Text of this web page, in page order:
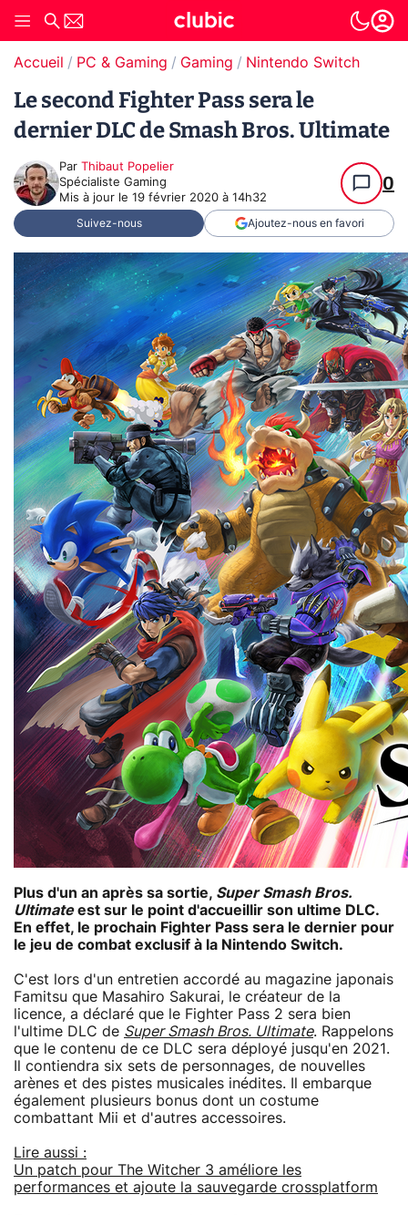
Accueil PC & Gaming Gaming Nintendo Switch
Le second Fighter Pass sera le
dernier DLC de Smash Bros. Ultimate
Par Thibaut Popelier
Spécialiste Gaming
Mis à jour le 19 février 2020 à 14h32
0
Suivez-nous Ajoutez-nous en favori
Plus d'un an après sa sortie, Super Smash Bros.
Ultimateest sur le point d'accueillir son ultime DLC.
En effet, le prochain Fighter Pass sera le dernier pour
le jeu de combat exclusif à la Nintendo Switch.
C'est lors d'un entretien accordé au magazine japonais
Famitsu que Masahiro Sakurai, le créateur de la
licence, a déclaré que le Fighter Pass 2 sera bien
l'ultime DLC de Super Smash Bros. Ultimate. Rappelons
que le contenu de ce DLC sera déployé jusqu'en 2021.
Il contiendra six sets de personnages, de nouvelles
arènes et des pistes musicales inédites. Il embarque
également plusieurs bonus dont un costume
combattant Mii et d'autres accessoires.
Lire aussi :
Un patch pour The Witcher 3 améliore les
performances et ajoute la sauvegarde crossplatform